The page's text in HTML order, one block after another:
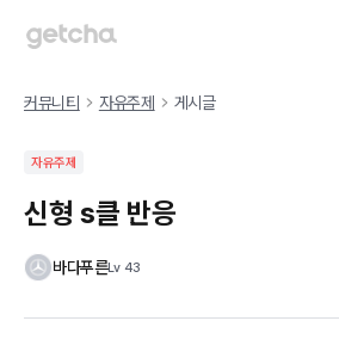
커뮤니티 자유주제 게시글
자유주제
신형 s클 반응
바다푸른Lv 43